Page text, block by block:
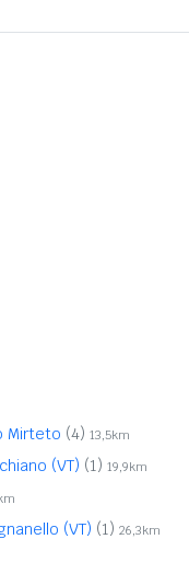
Mirteto (4) 13,5km
(VT) (1) 19,9km
(VT) (1) 26,3km